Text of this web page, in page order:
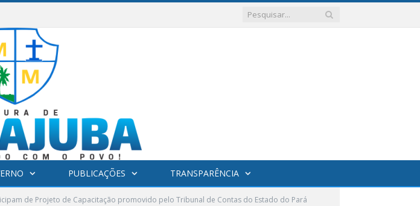
PUBLICAÇÕES TRANSPARÊNCIA
de Projeto de Capacitação promovido pelo Tribunal de Contas do Estado do Pará